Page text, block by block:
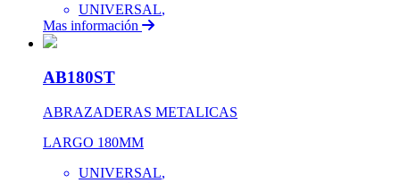
UNIVERSAL,
Mas información
AB180ST
ABRAZADERAS METALICAS
LARGO 180MM
UNIVERSAL,